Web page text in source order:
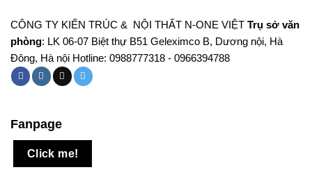
CÔNG TY KIẾN TRÚC & NỘI THẤT N-ONE VIỆT Trụ sở văn
phòng: LK 06-07 Biệt thự B51 Geleximco B, Dương nội, Hà
Đông, Hà nội Hotline: 0988777318 - 0966394788
Fanpage
Click me!